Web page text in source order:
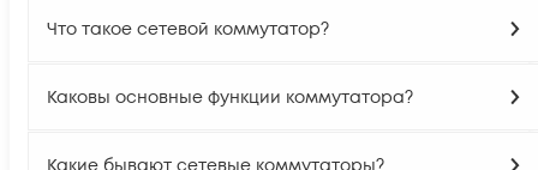
Что такое сетевой коммутатор?
Каковы основные функции коммутатора?
Какие бывают сетевые коммутаторы?